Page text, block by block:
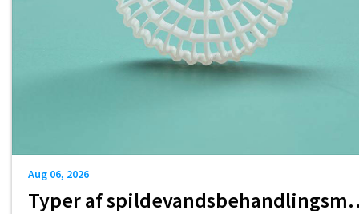
Aug 06, 2026
Typer af